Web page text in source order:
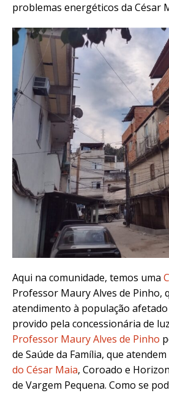
problemas energéticos da César
Aqui na comunidade, temos uma
Professor Maury Alves de Pinho,
atendimento à população
provido pela concessionária de
Professor Maury Alves de Pinho
de Saúde da Família, que
do César Maia, Coroado e
de Vargem Pequena. Como se